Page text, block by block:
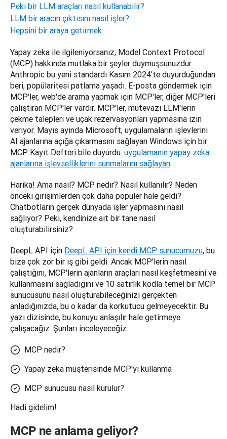
Peki bir LLM araçları nasıl kullanabilir?
LLM bir aracın çıktısını nasıl işler?
Hepsini bir araya getirmek
Yapay zeka ile ilgileniyorsanız, Model Context Protocol
(MCP) hakkında mutlaka bir şeyler duymuşsunuzdur.
Anthropic bu yeni standardı Kasım 2024'te duyurduğundan
beri, popülaritesi patlama yaşadı. E-posta göndermek için
MCP'ler, web'de arama yapmak için MCP'ler, diğer MCP'leri
çalıştıran MCP'ler vardır. MCP'ler, mütevazı LLM'lerin
çekme talepleri ve uçak rezervasyonları yapmasına izin
veriyor. Mayıs ayında Microsoft, uygulamaların işlevlerini
AI ajanlarına açığa çıkarmasını sağlayan Windows için bir
MCP Kayıt Defteri bile duyurdu. uygulamanın yapay zeka
ajanlarına işlevselliklerini sunmalarını sağlayan.
Harika! Ama nasıl? MCP nedir? Nasıl kullanılır? Neden
önceki girişimlerden çok daha popüler hale geldi?
Chatbotların gerçek dünyada işler yapmasını nasıl
sağlıyor? Peki, kendinize ait bir tane nasıl
oluşturabilirsiniz?
DeepL API için DeepL API için kendi MCP sunucumuzu, bu
bize çok zor bir iş gibi geldi. Ancak MCP'lerin nasıl
çalıştığını, MCP'lerin ajanların araçları nasıl keşfetmesini ve
kullanmasını sağladığını ve 10 satırlık kodla temel bir MCP
sunucusunu nasıl oluşturabileceğinizi gerçekten
anladığınızda, bu o kadar da korkutucu gelmeyecektir. Bu
yazı dizisinde, bu konuyu anlaşılır hale getirmeye
çalışacağız. Şunları inceleyeceğiz:
MCP nedir?
Yapay zeka müşterisinde MCP'yi kullanma
MCP sunucusu nasıl kurulur?
Hadi gidelim!
MCP ne anlama geliyor?